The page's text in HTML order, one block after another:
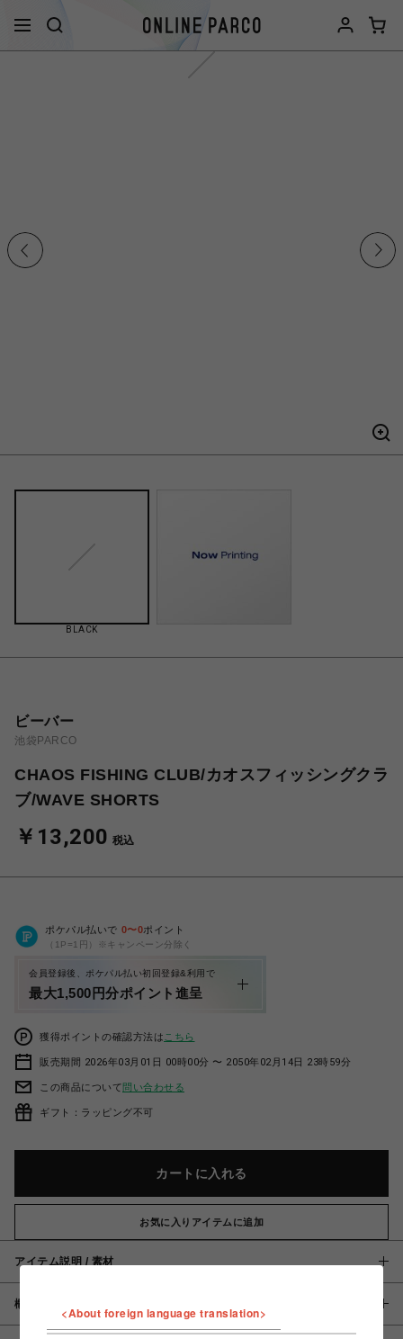
BLACK
ビーバー
池袋PARCO
CHAOS FISHING CLUB/カオスフィッシングクラ
ブ/WAVE SHORTS
￥13,200 税込
ポケパル払いで 0〜0ポイント
（1P=1円）※キャンペーン分除く
会員登録後、ポケパル払い初回登録&利用で
最大1,500円分ポイント進呈
獲得ポイントの確認方法は こちら
販売期間 2026年03月01日 00時00分 〜 2050年02月14日 23時59分
この商品について問い合わせる
ギフト：ラッピング不可
カートに入れる
お気に入りアイテムに追加
アイテム説明 / 素材
概要
<About foreign language translation>